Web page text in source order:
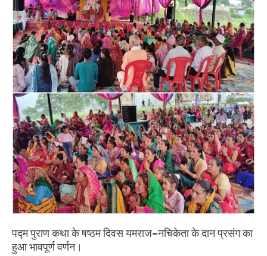
व
विशाल
भंडारे
के
साथ
पद्म
पुराण
कथा
का
हुआ
समापन।
पद्म पुराण कथा के षष्ठम दिवस यमराज-नचिकेता के दान प्रसंग का
हुआ भावपूर्ण वर्णन।